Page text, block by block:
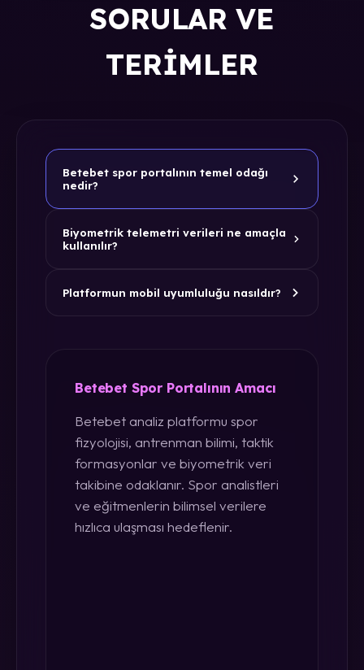
SORULAR VE
TERIMLER
Betebet spor portalının temel odağı
nedir?
Biyometrik telemetri verileri ne amaçla
kullanılır?
Platformun mobil uyumluluğu nasıldır?
Betebet Spor Portalının Amacı
Betebet analiz platformu spor
fizyolojisi, antrenman bilimi, taktik
formasyonlar ve biyometrik veri
takibine odaklanır. Spor analistleri
ve eğitmenlerin bilimsel verilere
hızlıca ulaşması hedeflenir.